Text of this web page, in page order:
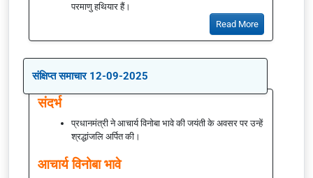
परमाणु हथियार हैं।
Read More
संक्षिप्त समाचार 12-09-2025
संदर्भ
प्रधानमंत्री ने आचार्य विनोबा भावे की जयंती के अवसर पर उन्हें
श्रद्धांजलि अर्पित की।
आचार्य विनोबा भावे